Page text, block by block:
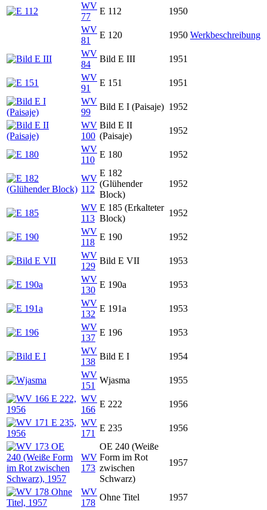
WV
77
E 112
1950
WV
81
E 120 1950 Werkbeschreibung
WV
84
Bild E III
1951
WV
91
E 151
1951
WV
99
Bild E I (Paisaje) 1952
WV
100
Bild E II
(Paisaje)
1952
WV
110
E 180 1952
WV
112
E 182
(Glühender
Block)
1952
WV
113
E 185 (Erkalteter
Block)
1952
WV
118
E 190
1952
WV
129
Bild E VII
1953
WV
130
E 190a
1953
WV
132
E 191a
1953
WV
137
E 196
1953
WV
138
Bild E I
1954
WV
151
Wjasma
1955
WV
166
E 222
1956
WV
171
E 235 1956
WV
173
OE 240 (Weiße
Form im Rot
zwischen
Schwarz)
1957
WV
178
Ohne Titel
1957